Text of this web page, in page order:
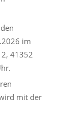
im
41352
mit der